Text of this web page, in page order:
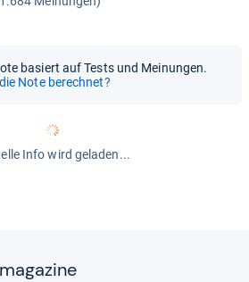
basiert auf Tests und Meinungen.
Note berechnet?
Info wird geladen...